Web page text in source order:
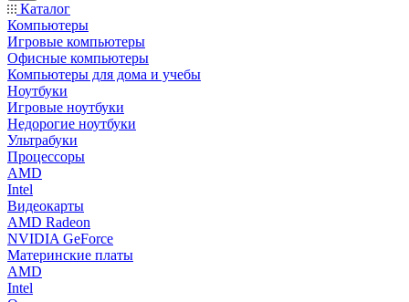
Каталог
Компьютеры
Игровые компьютеры
Офисные компьютеры
Компьютеры для дома и учебы
Ноутбуки
Игровые ноутбуки
Недорогие ноутбуки
Ультрабуки
Процессоры
AMD
Intel
Видеокарты
AMD Radeon
NVIDIA GeForce
Материнские платы
AMD
Intel